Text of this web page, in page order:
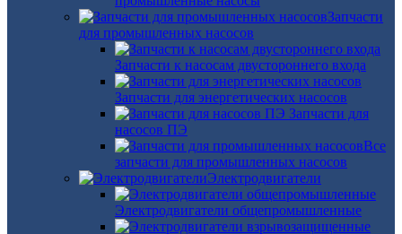
Запчасти
для промышленных насосов
Запчасти к насосам двустороннего входа
Запчасти для энергетических насосов
Запчасти для
насосов ПЭ
Все
запчасти для промышленных насосов
Электродвигатели
Электродвигатели общепромышленные